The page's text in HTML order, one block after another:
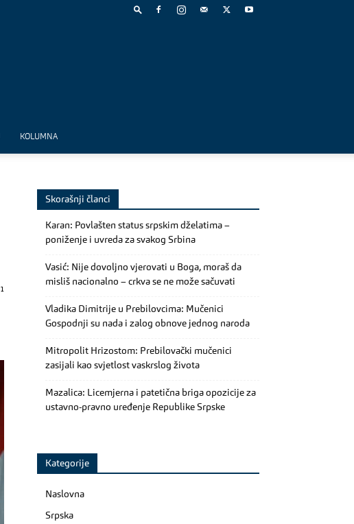
KOLUMNA
1
Skorašnji članci
Karan: Povlašten status srpskim dželatima –
poniženje i uvreda za svakog Srbina
Vasić: Nije dovoljno vjerovati u Boga, moraš da
misliš nacionalno – crkva se ne može sačuvati
Vladika Dimitrije u Prebilovcima: Mučenici
Gospodnji su nada i zalog obnove jednog naroda
Mitropolit Hrizostom: Prebilovački mučenici
zasijali kao svjetlost vaskrslog života
Mazalica: Licemjerna i patetična briga opozicije za
ustavno-pravno uređenje Republike Srpske
Kategorije
Naslovna
Srpska